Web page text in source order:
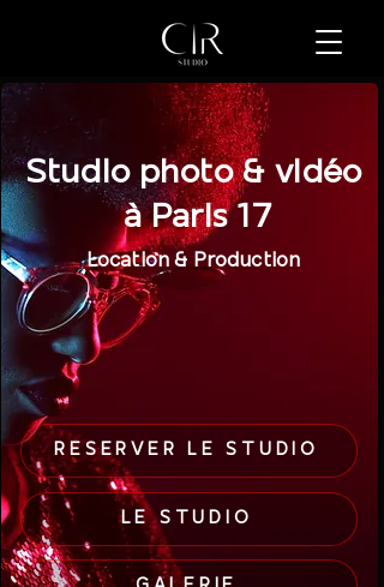
Studio photo & vidéo
à Paris 17
Location & Production
RÉSERVER LE STUDIO
LE STUDIO